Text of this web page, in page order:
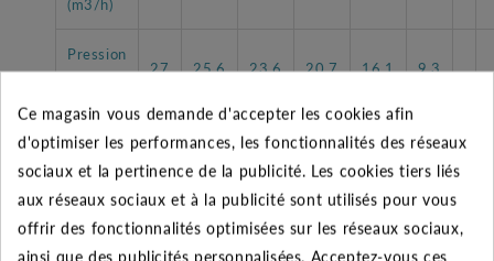
Pression
27 25,6 23,6 20,7 16,1 9,3
CARACTÉRISTIQUES GÉNÉRALES
Garantie 2 ans
Ce magasin vous demande d'accepter les cookies afin
d'optimiser les performances, les fonctionnalités des réseaux
sociaux et la pertinence de la publicité. Les cookies tiers liés
aux réseaux sociaux et à la publicité sont utilisés pour vous
offrir des fonctionnalités optimisées sur les réseaux sociaux,
ainsi que des publicités personnalisées. Acceptez-vous ces